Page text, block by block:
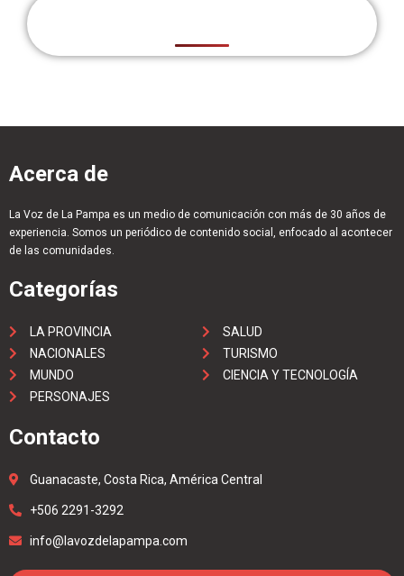
Acerca de
La Voz de La Pampa es un medio de comunicación con más de 30 años de
experiencia. Somos un periódico de contenido social, enfocado al acontecer
de las comunidades.
Categorías
LA PROVINCIA
NACIONALES
MUNDO
PERSONAJES
SALUD
TURISMO
CIENCIA Y TECNOLOGÍA
Contacto
Guanacaste, Costa Rica, América Central
+506 2291-3292
info@lavozdelapampa.com